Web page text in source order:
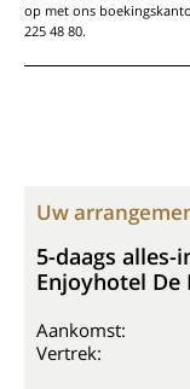
op met ons
225 48 80.
Uw
5-daags
Enjoyhotel De
Aankomst:
Vertrek: